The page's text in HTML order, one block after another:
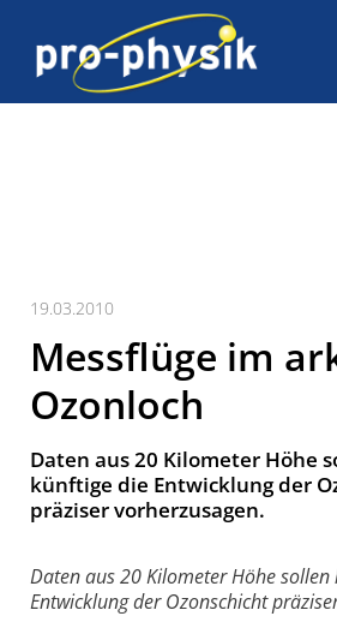
19.03.2010
Messflüge im
Ozonloch
Daten aus 20 Kilometer Höhe
künftige die Entwicklung der
präziser vorherzusagen.
Daten aus 20 Kilometer Höhe
Entwicklung der Ozonschicht